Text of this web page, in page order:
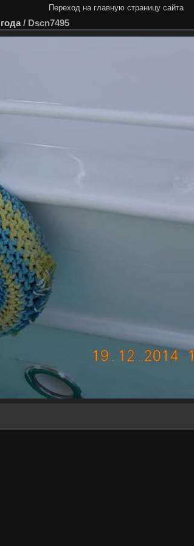
Переход на главную страницу сайта
/ Dscn7495